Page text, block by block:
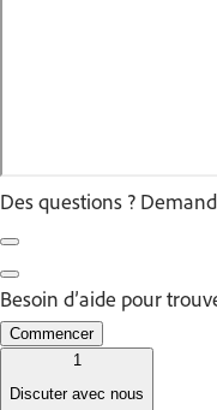
Des questions ?
Besoin d’aide pour
Commencer
1
Discuter avec nous